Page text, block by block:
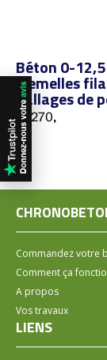
Béton 0-
Semelles
dallages
76270,
Commandez votre
Comment ça
A propos
Vos travaux
LIENS